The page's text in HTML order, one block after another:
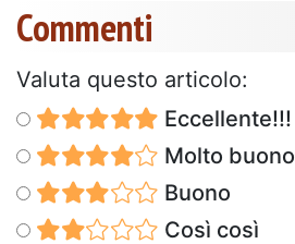
Commenti
Valuta questo articolo:
Eccellente!!!
Molto buono
Buono
Così così